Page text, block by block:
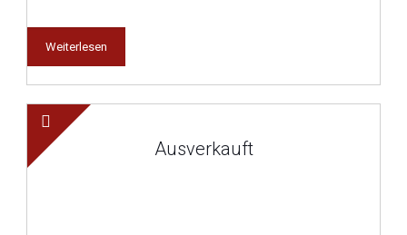
Weiterlesen
Ausverkauft